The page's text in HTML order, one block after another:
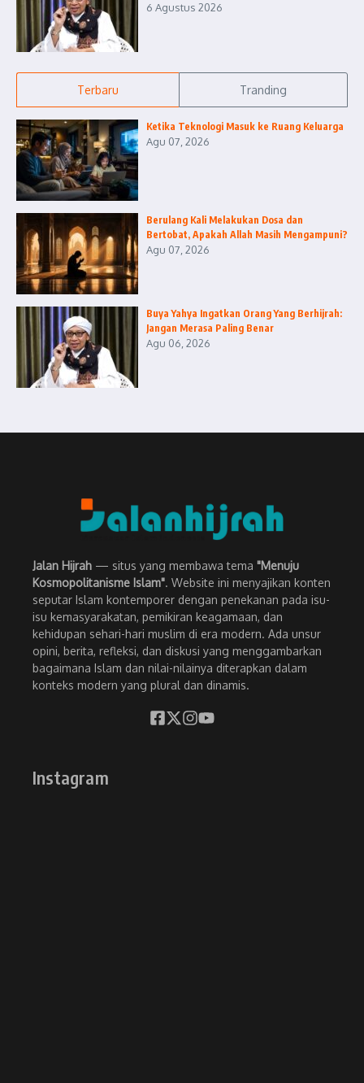
6 Agustus 2026
Terbaru Tranding
Ketika Teknologi Masuk ke Ruang Keluarga
Agu 07, 2026
Berulang Kali Melakukan Dosa dan
Bertobat, Apakah Allah Masih Mengampuni?
Agu 07, 2026
Buya Yahya Ingatkan Orang Yang Berhijrah:
Jangan Merasa Paling Benar
Agu 06, 2026
Jalan Hijrah — situs yang membawa tema "Menuju
Kosmopolitanisme Islam". Website ini menyajikan konten
seputar Islam kontemporer dengan penekanan pada isu-
isu kemasyarakatan, pemikiran keagamaan, dan
kehidupan sehari-hari muslim di era modern. Ada unsur
opini, berita, refleksi, dan diskusi yang menggambarkan
bagaimana Islam dan nilai-nilainya diterapkan dalam
konteks modern yang plural dan dinamis.
Instagram